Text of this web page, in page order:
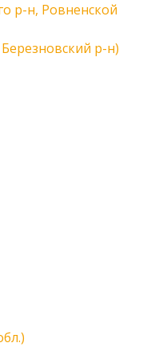
р-н, Ровненской
р-н)